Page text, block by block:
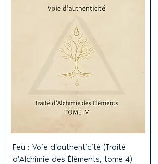
Feu : Voie d'authenticité (Traité
d'Alchimie des Éléments, tome 4)